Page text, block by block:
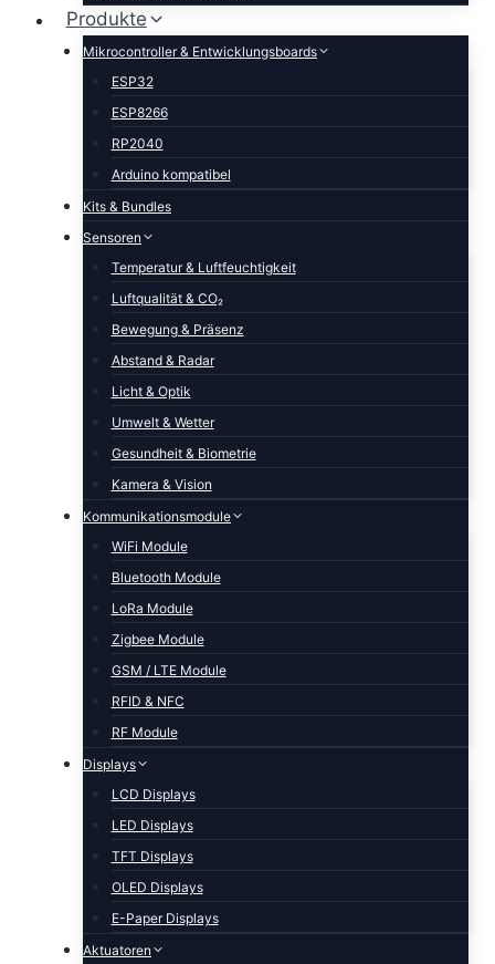
Produkte
Mikrocontroller & Entwicklungsboards
ESP32
ESP8266
RP2040
Arduino kompatibel
Kits & Bundles
Sensoren
Temperatur & Luftfeuchtigkeit
Luftqualität & CO₂
Bewegung & Präsenz
Abstand & Radar
Licht & Optik
Umwelt & Wetter
Gesundheit & Biometrie
Kamera & Vision
Kommunikationsmodule
WiFi Module
Bluetooth Module
LoRa Module
Zigbee Module
GSM / LTE Module
RFID & NFC
RF Module
Displays
LCD Displays
LED Displays
TFT Displays
OLED Displays
E-Paper Displays
Aktuatoren